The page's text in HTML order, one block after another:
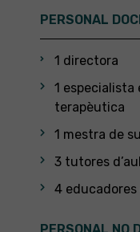
PERSONAL
1 directora
1
terapèutica
1 mestra de
3 tutores
4